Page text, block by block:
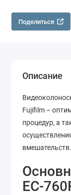
Поделиться
Описание
Fujifilm –
процедур, а
вмешательств.
EC-